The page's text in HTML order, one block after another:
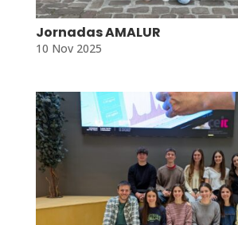
Jornadas AMALUR
10 Nov 2025